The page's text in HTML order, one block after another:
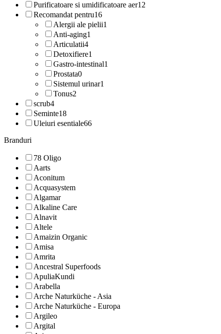
Purificatoare si umidificatoare aer12
Recomandat pentru16
Alergii ale pielii1
Anti-aging1
Articulatii4
Detoxifiere1
Gastro-intestinal1
Prostata0
Sistemul urinar1
Tonus2
scrub4
Seminte18
Uleiuri esentiale66
Branduri
78 Oligo
Aarts
Aconitum
Acquasystem
Algamar
Alkaline Care
Alnavit
Altele
Amaizin Organic
Amisa
Amrita
Ancestral Superfoods
ApuliaKundi
Arabella
Arche Naturküche - Asia
Arche Naturküche - Europa
Argileo
Argital